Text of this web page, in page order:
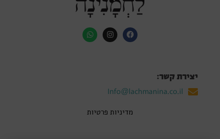
יצירת קשר:
Info@lachmanina.co.il
מדיניות פרטיות